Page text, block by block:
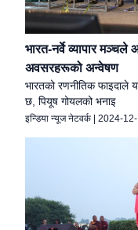
भारत-नर्वे व्यापार मञ्चले
अवसरहरूको अन्वेषण
भारतको रणनीतिक फाइदाले
छ, पियूष गोयलको भनाइ
इन्डिया न्यूज नेटवर्क | 2024-